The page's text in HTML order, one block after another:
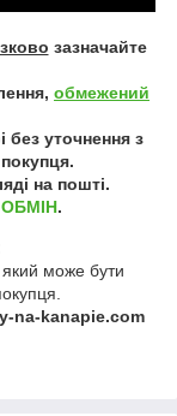
зазначайте
обмежений
без уточнення з
на пошті.
ОБМІН.
може бути
na-kanapie.com